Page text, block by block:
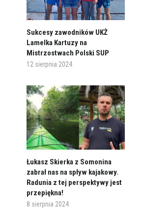
Sukcesy zawodników UKŻ
Lamelka Kartuzy na
Mistrzostwach Polski SUP
12 sierpnia 2024
Łukasz Skierka z Somonina
zabrał nas na spływ kajakowy.
Radunia z tej perspektywy jest
przepiękna!
8 sierpnia 2024